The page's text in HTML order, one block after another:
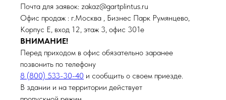
Почта для заявок: zakaz@gartplintus.ru
Офис продаж : г.Москва , Бизнес Парк Румянцево,
Корпус Е, вход 12, этаж 3, офис 301е
ВНИМАНИЕ!
Перед приходом в офис обязательно заранее
позвонить по телефону
8 (800) 533-30-40 и сообщить о своем приезде.
В здании и на территории действует